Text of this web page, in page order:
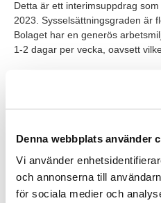
Denna webbplats använder
Vi använder
och annonserna till
för sociala medier och
Detta är ett interimsuppdrag
2023. Sysselsättningsgraden är
Bolaget har en generös
1-2 dagar per vecka, oavsett
Rollen innebär att du i första
av Constructors dotterbolag